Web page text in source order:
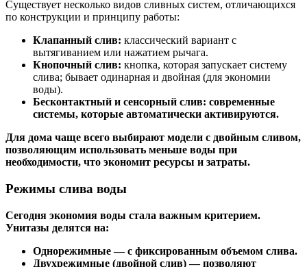
Существует несколько видов сливных систем, отличающихся
по конструкции и принципу работы:
Клапанный слив: классический вариант с
вытягиванием или нажатием рычага.
Кнопочный слив: кнопка, которая запускает систему
слива; бывает одинарная и двойная (для экономии
воды).
Бесконтактный и сенсорный слив: современные
системы, которые автоматически активируются.
Для дома чаще всего выбирают модели с двойным сливом,
позволяющим использовать меньше воды при
необходимости, что экономит ресурсы и затраты.
Режимы слива воды
Сегодня экономия воды стала важным критерием.
Унитазы делятся на:
Однорежимные — с фиксированным объемом слива.
Двухрежимные (двойной слив) — позволяют